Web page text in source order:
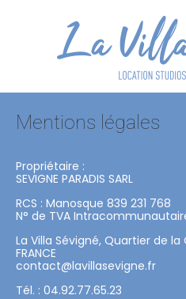
Mentions légales
Propriétaire :
SEVIGNE PARADIS SARL
RCS : Manosque 839 231 768
N° de TVA
La Villa Sévigné, Quartier de la
FRANCE
contact@lavillasevigne.fr
Tél. : 04.92.77.65.23